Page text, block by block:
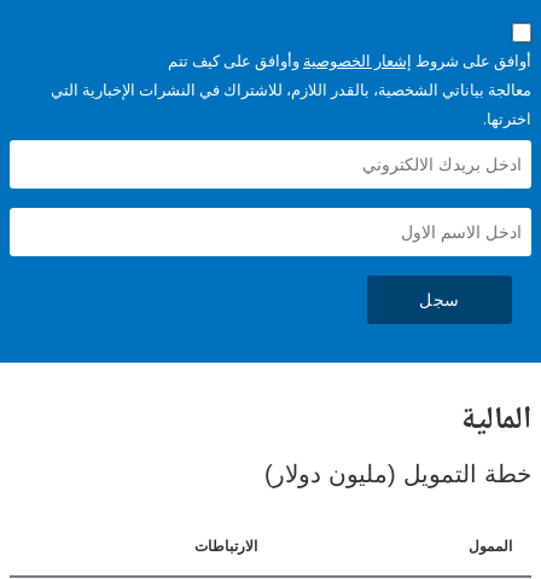
شروطإشعار الخصوصيةوأوافق على كيف تتم
الشخصية، بالقدر اللازم، للاشتراك في النشرات الإخبارية التي
(مليون دولار)
الارتباطات